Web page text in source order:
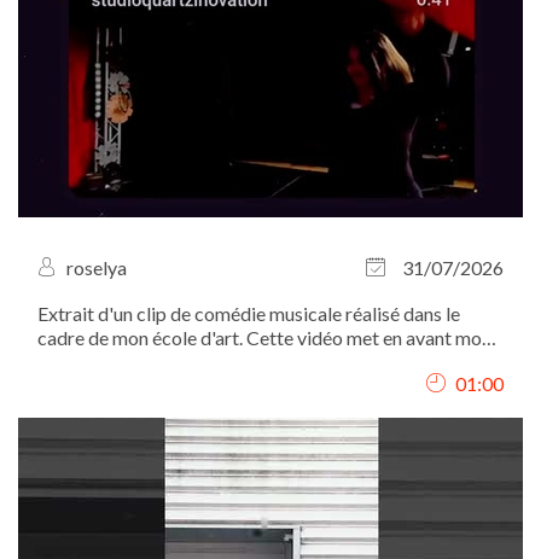
roselya
31/07/2026
Extrait d'un clip de comédie musicale réalisé dans le
cadre de mon école d'art. Cette vidéo met en avant mon
01:00